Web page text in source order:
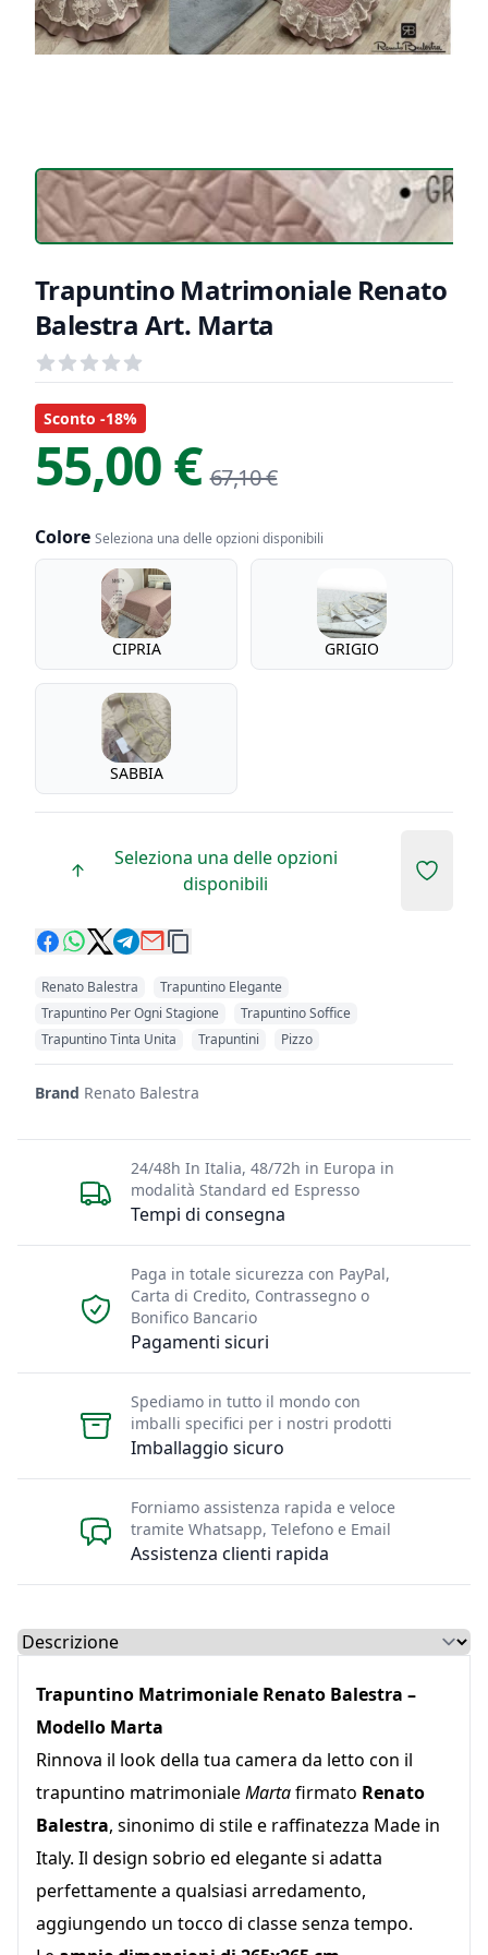
Trapuntino Matrimoniale Renato
Balestra Art. Marta
Recensioni
out of 5 stars
Informazioni Prodotto
Descrizione riassuntiva
Sconto -18%
55,00 € 67,10 €
Colore Seleziona una delle opzioni disponibili
Colore
CIPRIA GRIGIO
SABBIA
Seleziona una delle opzioni
disponibili
Add to
Renato Balestra
Trapuntino Elegante
Trapuntino Per Ogni Stagione
Trapuntino Soffice
Trapuntino Tinta Unita
Trapuntini Pizzo
Brand Renato Balestra
Tempi di consegna
24/48h In Italia, 48/72h in Europa in
modalità Standard ed Espresso
Pagamenti sicuri
Paga in totale sicurezza con PayPal,
Carta di Credito, Contrassegno o
Bonifico Bancario
Imballaggio sicuro
Spediamo in tutto il mondo con
imballi specifici per i nostri prodotti
Assistenza clienti rapida
Forniamo assistenza rapida e veloce
tramite Whatsapp, Telefono e Email
Select a tab
Trapuntino Matrimoniale Renato Balestra –
Modello Marta
Rinnova il look della tua camera da letto con il
trapuntino matrimonialeMartafirmato Renato
Balestra, sinonimo di stile e raffinatezza Made in
Italy. Il design sobrio ed elegante si adatta
perfettamente a qualsiasi arredamento,
aggiungendo un tocco di classe senza tempo.